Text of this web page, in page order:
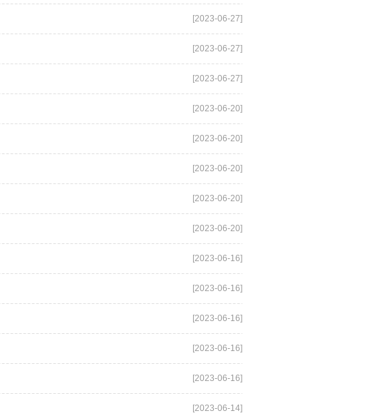
[2023-06-27]
[2023-06-27]
[2023-06-27]
[2023-06-20]
[2023-06-20]
[2023-06-20]
[2023-06-20]
[2023-06-20]
[2023-06-16]
[2023-06-16]
[2023-06-16]
[2023-06-16]
[2023-06-16]
[2023-06-14]